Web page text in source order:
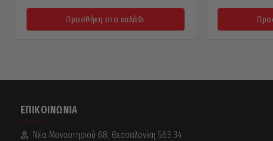
Προσθήκη στο καλάθι
ΕΠΙΚΟΙΝΩΝΊΑ
Νέα Mοναστηριού 68, Θεσσαλονίκη 563 34